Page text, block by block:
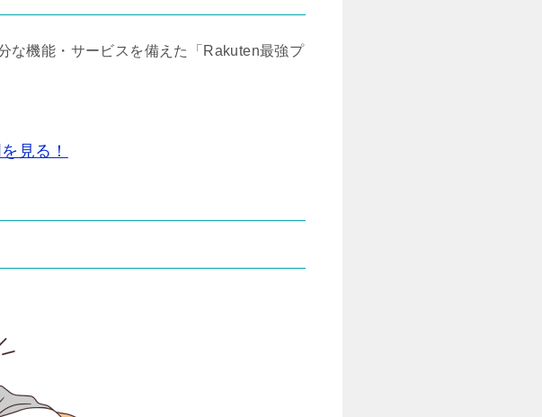
な機能・サービスを備えた「Rakuten最強プ
見る！